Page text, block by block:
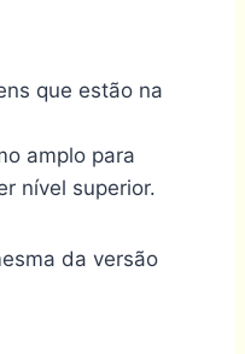
que estão na
amplo para
nível superior.
da versão